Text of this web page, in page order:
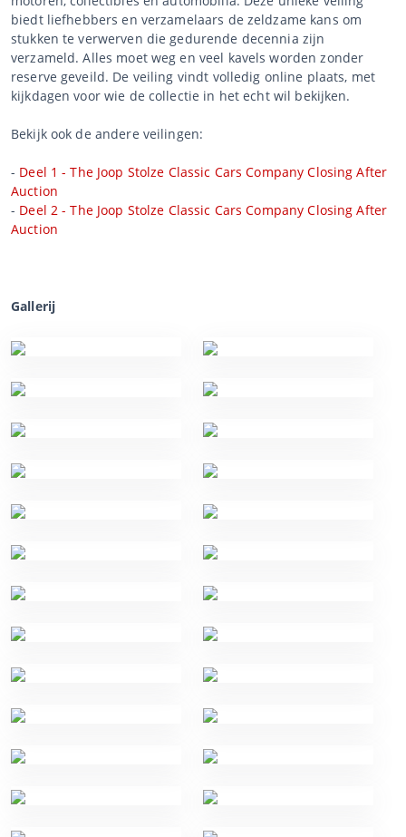
biedt liefhebbers en verzamelaars de zeldzame kans om
stukken te verwerven die gedurende decennia zijn
verzameld. Alles moet weg en veel kavels worden zonder
reserve geveild. De veiling vindt volledig online plaats, met
kijkdagen voor wie de collectie in het echt wil bekijken.
Bekijk ook de andere veilingen:
- Deel 1 - The Joop Stolze Classic Cars Company Closing After
Auction
- Deel 2 - The Joop Stolze Classic Cars Company Closing After
Auction
Gallerij